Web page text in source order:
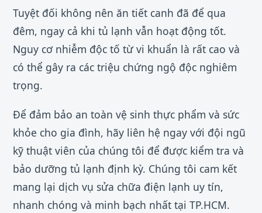
Tuyệt đối không nên ăn tiết canh đã để qua
đêm, ngay cả khi tủ lạnh vẫn hoạt động tốt.
Nguy cơ nhiễm độc tố từ vi khuẩn là rất cao và
có thể gây ra các triệu chứng ngộ độc nghiêm
trọng.
Để đảm bảo an toàn vệ sinh thực phẩm và sức
khỏe cho gia đình, hãy liên hệ ngay với đội ngũ
kỹ thuật viên của chúng tôi để được kiểm tra và
bảo dưỡng tủ lạnh định kỳ. Chúng tôi cam kết
mang lại dịch vụ sửa chữa điện lạnh uy tín,
nhanh chóng và minh bạch nhất tại TP.HCM.